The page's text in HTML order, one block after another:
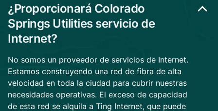
¿Proporcionará Colorado
Springs Utilities servicio de
Internet?
No somos un proveedor de servicios de Internet.
Estamos construyendo una red de fibra de alta
velocidad en toda la ciudad para cubrir nuestras
necesidades operativas. El exceso de capacidad
de esta red se alquila a Ting Internet, que puede